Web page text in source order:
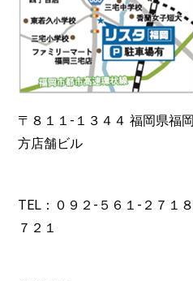
〒８１１-１３４４ 福岡県福
方店舗ビル
TEL：０９２- ５６１-２７１８
７２１